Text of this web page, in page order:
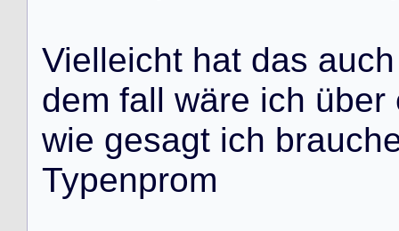
Vielleicht hat das auch
dem fall wäre ich über
wie gesagt ich brauch
Typenprom